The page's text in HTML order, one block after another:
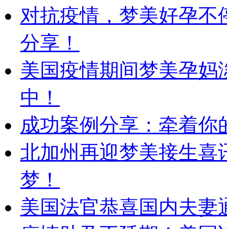
对抗疫情，梦美好孕
分享！
美国疫情期间梦美孕
中！
成功案例分享：牵着你
北加州再迎梦美接生喜
梦！
美国法官恭喜国内夫